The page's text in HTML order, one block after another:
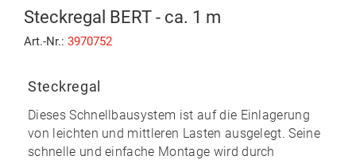
Steckregal BERT - ca. 1 m
Art.-Nr.: 3970752
Steckregal
Dieses Schnellbausystem ist auf die Einlagerung
von leichten und mittleren Lasten ausgelegt. Seine
schnelle und einfache Montage wird durch